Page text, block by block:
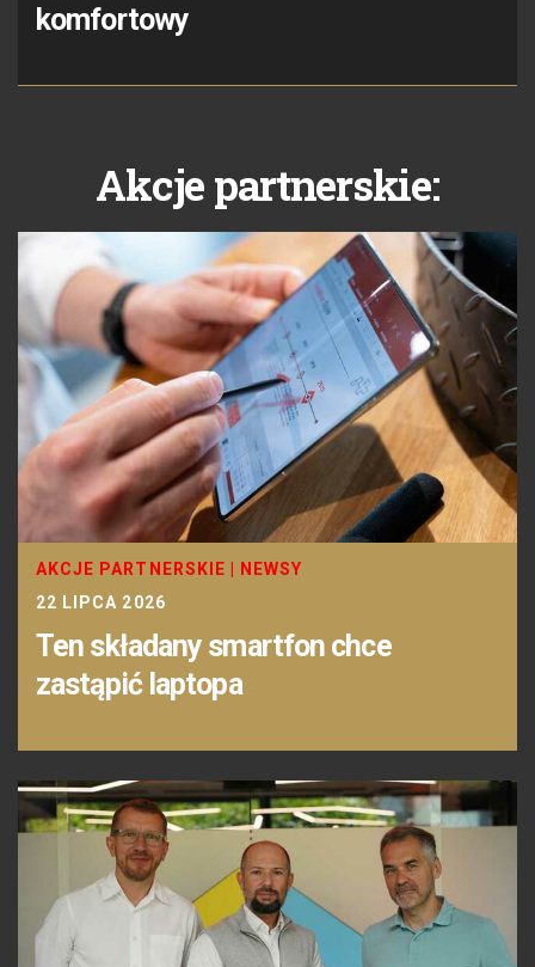
komfortowy
Akcje partnerskie:
AKCJE PARTNERSKIE
NEWSY
22 LIPCA 2026
Ten składany smartfon chce
zastąpić laptopa